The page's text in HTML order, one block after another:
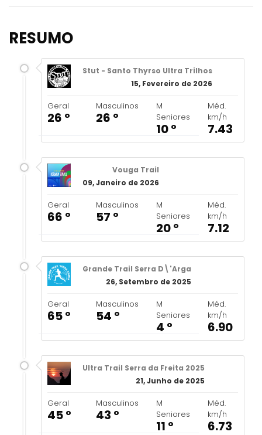
RESUMO
Stut - Santo Thyrso Ultra Trilhos
15, Fevereiro de 2026
Geral
26 º
Masculinos
26 º
M
Seniores
10 º
Méd.
km/h
7.43
Vouga Trail
09, Janeiro de 2026
Geral
66 º
Masculinos
57 º
M
Seniores
20 º
Méd.
km/h
7.12
Grande Trail Serra D\'Arga
26, Setembro de 2025
Geral
65 º
Masculinos
54 º
M
Seniores
4 º
Méd.
km/h
6.90
Ultra Trail Serra da Freita 2025
21, Junho de 2025
Geral
45 º
Masculinos
43 º
M
Seniores
11 º
Méd.
km/h
6.73